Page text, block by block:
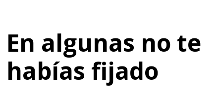
En algunas no te
habías fijado